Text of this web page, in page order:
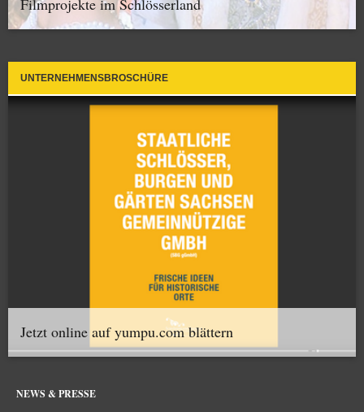
Filmprojekte im Schlösserland
UNTERNEHMENSBROSCHÜRE
Jetzt online auf yumpu.com blättern
NEWS & PRESSE